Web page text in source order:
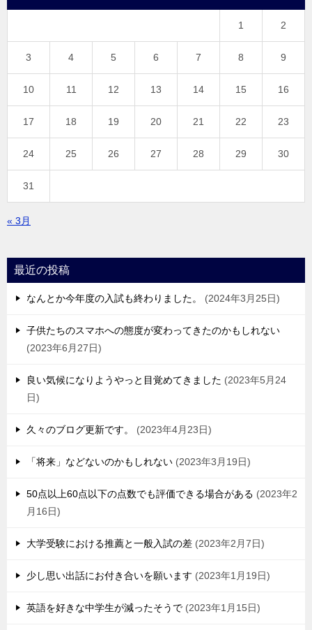
1 2
3 4 5 6 7 8 9
10 11 12 13 14 15 16
17 18 19 20 21 22 23
24 25 26 27 28 29 30
31
« 3月
最近の投稿
なんとか今年度の入試も終わりました。 2024年3月25日
子供たちのスマホへの態度が変わってきたのかもしれない
2023年6月27日
良い気候になりようやっと目覚めてきました
2023年5月24
日
久々のブログ更新です。 2023年4月23日
「将来」などないのかもしれない 2023年3月19日
50点以上60点以下の点数でも評価できる場合がある
2023年2
月16日
大学受験における推薦と一般入試の差 2023年2月7日
少し思い出話にお付き合いを願います 2023年1月19日
英語を好きな中学生が減ったそうで 2023年1月15日